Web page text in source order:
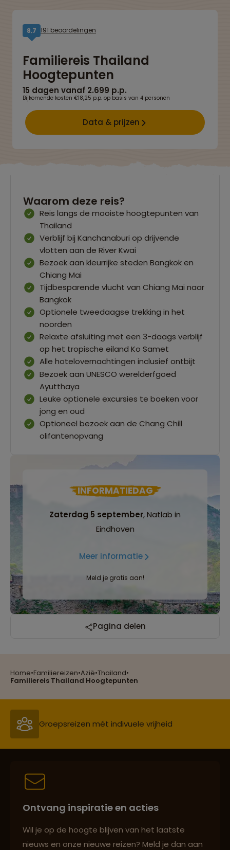
Home•Familiereizen•Azië•Thailand•
Familiereis Thailand Hoogtepunten
8,7 191 beoordelingen
Familiereis Thailand
Hoogtepunten
15 dagen vanaf 2.699 p.p.
Bijkomende kosten €18,25 p.p. op basis van 4 personen
Data & prijzen
Waarom deze reis?
Reis langs de mooiste hoogtepunten van
Thailand
Verblijf bij Kanchanaburi op drijvende
vlotten aan de River Kwai
Bezoek aan kleurrijke steden Bangkok en
Chiang Mai
Tijdbesparende vlucht van Chiang Mai naar
Bangkok
Optionele tweedaagse trekking in het
noorden
Relaxte afsluiting met een 3-daags verblijf
op het tropische eiland Ko Samet
Alle hotelovernachtingen inclusief ontbijt
Bezoek aan UNESCO werelderfgoed
Ayutthaya
Leuke optionele excursies te boeken voor
jong en oud
Optioneel bezoek aan de Chang Chill
olifantenopvang
INFORMATIEDAG
Zaterdag 5 september, Natlab in
Eindhoven
Meer informatie
Meld je gratis aan!
Pagina delen
Reizen met oog voor mens, cultuur en milieu
Groepsreizen mét indivuele vrijheid
Persoonlijk en deskundig reisadvies
Best beoordeelde reisroutes
Ontvang inspiratie en acties
Wil je op de hoogte blijven van het laatste
nieuws en onze nieuwe reizen? Meld je dan aan